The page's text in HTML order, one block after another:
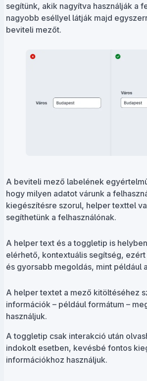
segítünk, akik nagyítva használják a
nagyobb eséllyel látják majd
beviteli mezőt.
A beviteli mező labelének
hogy milyen adatot várunk a
kiegészítésre szorul, helper texttel
segíthetünk a felhasználónak.
A helper text és a toggletip is
elérhető, kontextuális segítség,
és gyorsabb megoldás, mint például
A helper textet a mező kitöltéséhez
információk – például formátum –
használjuk.
A toggletip csak interakció után
indokolt esetben, kevésbé fontos
információkhoz használjuk.